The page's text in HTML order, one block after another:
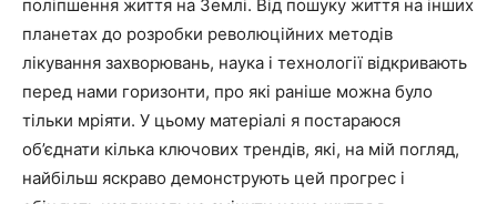
поліпшення життя на Землі. Від пошуку життя на інших
планетах до розробки революційних методів
лікування захворювань, наука і технології відкривають
перед нами горизонти, про які раніше можна було
тільки мріяти. У цьому матеріалі я постараюся
об’єднати кілька ключових трендів, які, на мій погляд,
найбільш яскраво демонструють цей прогрес і